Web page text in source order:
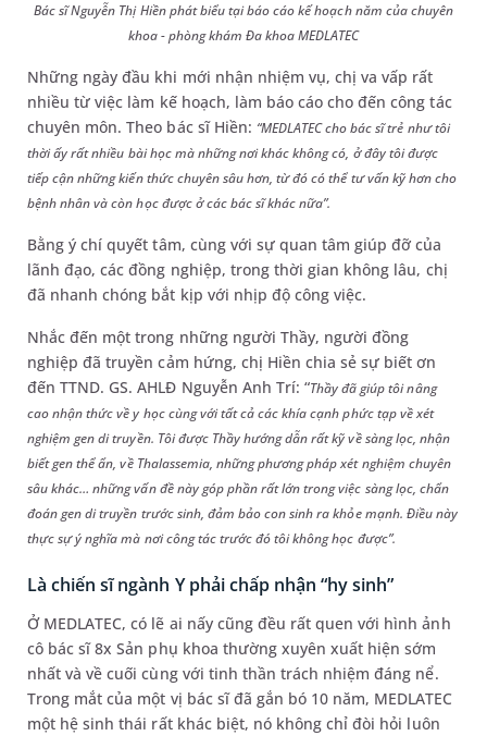
Bác sĩ Nguyễn Thị Hiền phát biểu tại báo cáo kế hoạch năm của chuyên
khoa - phòng khám Đa khoa MEDLATEC
Những ngày đầu khi mới nhận nhiệm vụ, chị va vấp rất
nhiều từ việc làm kế hoạch, làm báo cáo cho đến công tác
chuyên môn. Theo bác sĩ Hiền: “MEDLATEC cho bác sĩ trẻ như tôi
thời ấy rất nhiều bài học mà những nơi khác không có, ở đây tôi được
tiếp cận những kiến thức chuyên sâu hơn, từ đó có thể tư vấn kỹ hơn cho
bệnh nhân và còn học được ở các bác sĩ khác nữa”.
Bằng ý chí quyết tâm, cùng với sự quan tâm giúp đỡ của
lãnh đạo, các đồng nghiệp, trong thời gian không lâu, chị
đã nhanh chóng bắt kịp với nhịp độ công việc.
Nhắc đến một trong những người Thầy, người đồng
nghiệp đã truyền cảm hứng, chị Hiền chia sẻ sự biết ơn
đến TTND. GS. AHLĐ Nguyễn Anh Trí: “Thầy đã giúp tôi nâng
cao nhận thức về y học cùng với tất cả các khía cạnh phức tạp về xét
nghiệm gen di truyền. Tôi được Thầy hướng dẫn rất kỹ vềsàng lọc, nhận
biết gen thể ẩn, về Thalassemia, những phương pháp xét nghiệm chuyên
sâu khác…những vấn đề này góp phần rất lớn trong việc sàng lọc, chẩn
đoán gen di truyền trước sinh, đảm bảo con sinh ra khỏe mạnh. Điều này
thực sự ý nghĩa mà nơi công tác trước đó tôi không học được”.
Là chiến sĩ ngành Y phải chấp nhận “hy sinh”
Ở MEDLATEC, có lẽ ai nấy cũng đều rất quen với hình ảnh
cô bác sĩ 8x Sản phụ khoa thường xuyên xuất hiện sớm
nhất và về cuối cùng với tinh thần trách nhiệm đáng nể.
Trong mắt của một vị bác sĩ đã gắn bó 10 năm, MEDLATEC
một hệ sinh thái rất khác biệt, nó không chỉ đòi hỏi luôn